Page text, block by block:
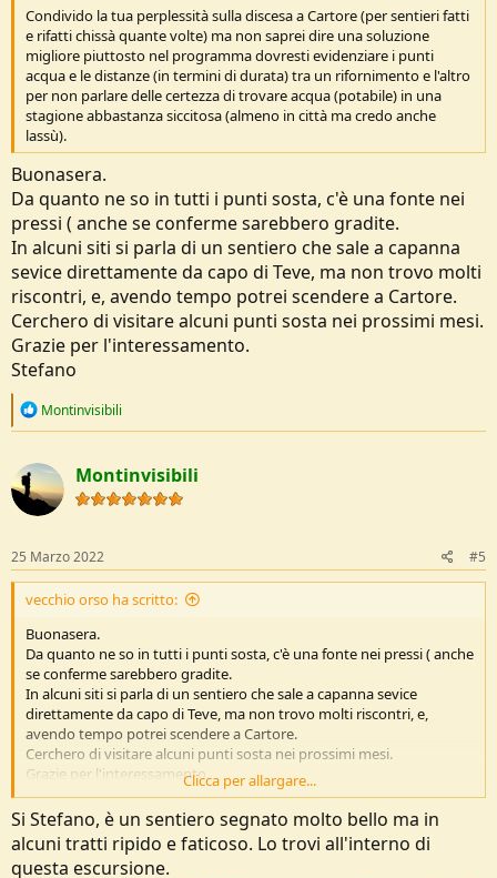
Condivido la tua perplessità sulla discesa a Cartore (per sentieri fatti
e rifatti chissà quante volte) ma non saprei dire una soluzione
migliore piuttosto nel programma dovresti evidenziare i punti
acqua e le distanze (in termini di durata) tra un rifornimento e l'altro
per non parlare delle certezza di trovare acqua (potabile) in una
stagione abbastanza siccitosa (almeno in città ma credo anche
lassù).
Buonasera.
Da quanto ne so in tutti i punti sosta, c'è una fonte nei
pressi ( anche se conferme sarebbero gradite.
In alcuni siti si parla di un sentiero che sale a capanna
sevice direttamente da capo di Teve, ma non trovo molti
riscontri, e, avendo tempo potrei scendere a Cartore.
Cerchero di visitare alcuni punti sosta nei prossimi mesi.
Grazie per l'interessamento.
Stefano
R
c
t
i
o
s
:
Montinvisibili
Montinvisibili
25 Marzo 2022 #5
vecchio orso ha scritto:
Buonasera.
Da quanto ne so in tutti i punti sosta, c'è una fonte nei pressi ( anche
se conferme sarebbero gradite.
In alcuni siti si parla di un sentiero che sale a capanna sevice
direttamente da capo di Teve, ma non trovo molti riscontri, e,
avendo tempo potrei scendere a Cartore.
Cerchero di visitare alcuni punti sosta nei prossimi mesi.
Grazie per l'interessamento.
Stefano
Clicca per allargare...
Si Stefano, è un sentiero segnato molto bello ma in
alcuni tratti ripido e faticoso. Lo trovi all'interno di
questa escursione.